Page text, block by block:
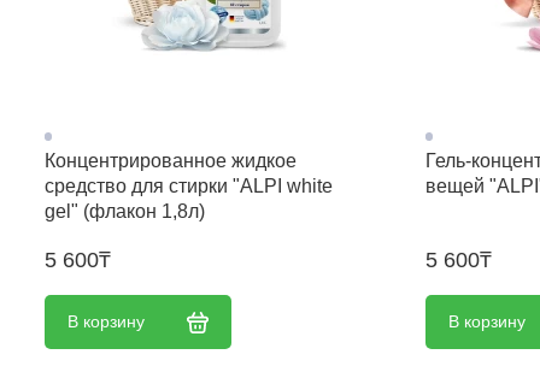
Концентрированное жидкое
средство для стирки "ALPI white
gel" (флакон 1,8л)
5 600₸
В корзину
Гель-
вещей
5 600₸
В корзину